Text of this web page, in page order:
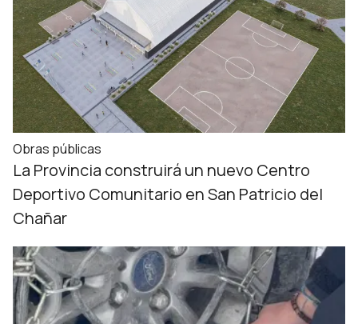
Obras públicas
La Provincia construirá un nuevo Centro
Deportivo Comunitario en San Patricio del
Chañar